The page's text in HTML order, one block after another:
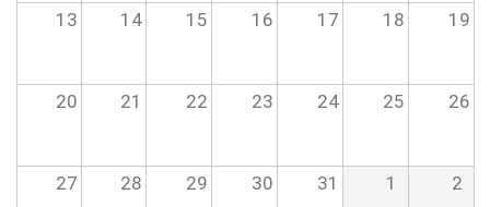
13 14 15 16 17 18 19
20 21 22 23 24 25 26
27 28 29 30 31 1 2